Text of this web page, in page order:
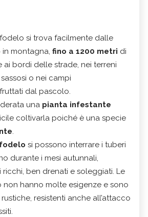
si trova facilmente dalle
montagna, fino a 1200 metri di
ai bordi delle strade, nei terreni
o nei campi
dal pascolo.
una pianta infestante
coltivarla poiché è una specie
.
si possono interrare i tuberi
durante i mesi autunnali,
ben drenati e soleggiati. Le
hanno molte esigenze e sono
resistenti anche all’attacco